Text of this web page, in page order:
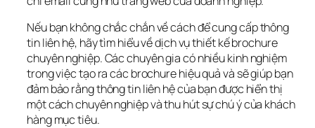
Nếu bạn không chắc chắn về cách để cung cấp thông
tin liên hệ, hãy tìm hiểu về dịch vụ thiết kế brochure
chuyên nghiệp. Các chuyên gia có nhiều kinh nghiệm
trong việc tạo ra các brochure hiệu quả và sẽ giúp bạn
đảm bảo rằng thông tin liên hệ của bạn được hiển thị
một cách chuyên nghiệp và thu hút sự chú ý của khách
hàng mục tiêu.